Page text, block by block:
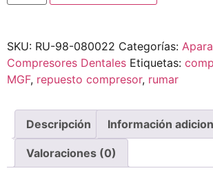
SKU: RU-98-080022 Categorías:
Compresores Dentales Etiquetas:
MGF, repuesto compresor, rumar
Descripción Información
Valoraciones (0)